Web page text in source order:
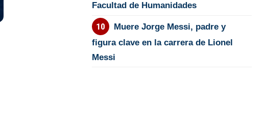
Facultad de Humanidades
Muere Jorge Messi, padre y
figura clave en la carrera de Lionel
Messi